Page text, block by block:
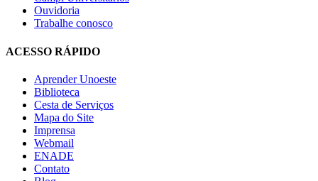
Ouvidoria
Trabalhe conosco
ACESSO RÁPIDO
Aprender Unoeste
Biblioteca
Cesta de Serviços
Mapa do Site
Imprensa
Webmail
ENADE
Contato